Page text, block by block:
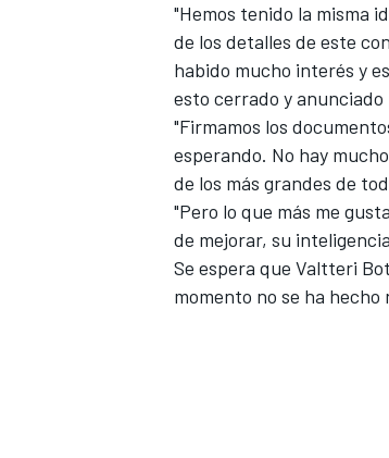
"Hemos tenido la misma
de los detalles de este
habido mucho interés y
esto cerrado y
"Firmamos los
esperando. No hay
de los más grandes de
"Pero lo que más me
de mejorar, su
Se espera que Valtteri
momento no se ha